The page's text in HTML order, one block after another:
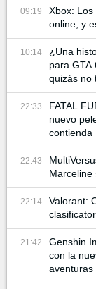
09:19
Xbox:
online, y
10:14
¿Una
para GTA
quizás no
22:33
FATAL
nuevo
contienda
22:43
Marceline
22:14
Valorant:
21:42
Genshin
con la
aventuras